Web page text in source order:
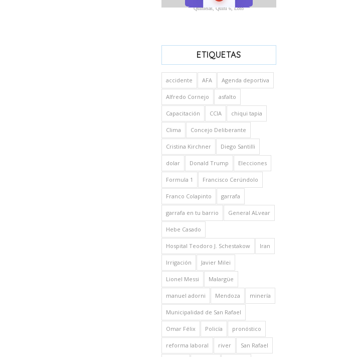
Quinielas, Quini 6, Loto
ETIQUETAS
accidente AFA Agenda deportiva
Alfredo Cornejo asfalto
Capacitación CCIA chiqui tapia
Clima Concejo Deliberante
Cristina Kirchner Diego Santilli
dolar Donald Trump Elecciones
Formula 1 Francisco Cerúndolo
Franco Colapinto garrafa
garrafa en tu barrio General ALvear
Hebe Casado
Hospital Teodoro J. Schestakow Iran
Irrigación Javier Milei
Lionel Messi Malargüe
manuel adorni Mendoza minería
Municipalidad de San Rafael
Omar Félix Policía pronóstico
reforma laboral river San Rafael